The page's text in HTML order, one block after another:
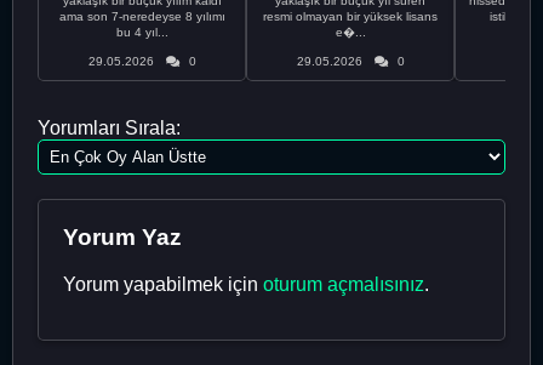
ama son 7-neredeyse 8 yılımı
bu 4 yıl...
29.05.2026 0
resmi olmayan bir yüksek lisans
e�...
29.05.2026 0
Yorumları Sırala:
Yorum Yaz
Yorum yapabilmek için oturum açmalısınız.